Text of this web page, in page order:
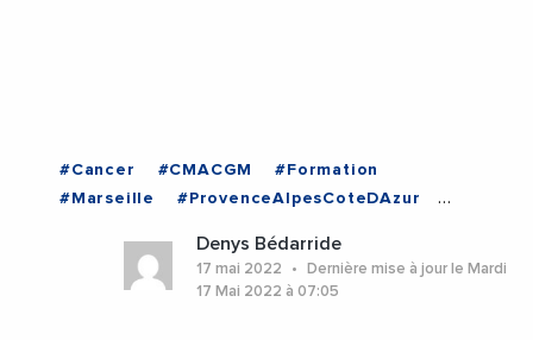
#Cancer #CMACGM
#Formation
#Marseille
#ProvenceAlpesCoteDAzur
#UniversiteAixMarseille
#BouchesDuRhone
#Marseille
#ProvenceAlpesCoteDAzur
Denys Bédarride
17 mai 2022
Dernière mise à jour le Mardi
17 Mai 2022 à 07:05